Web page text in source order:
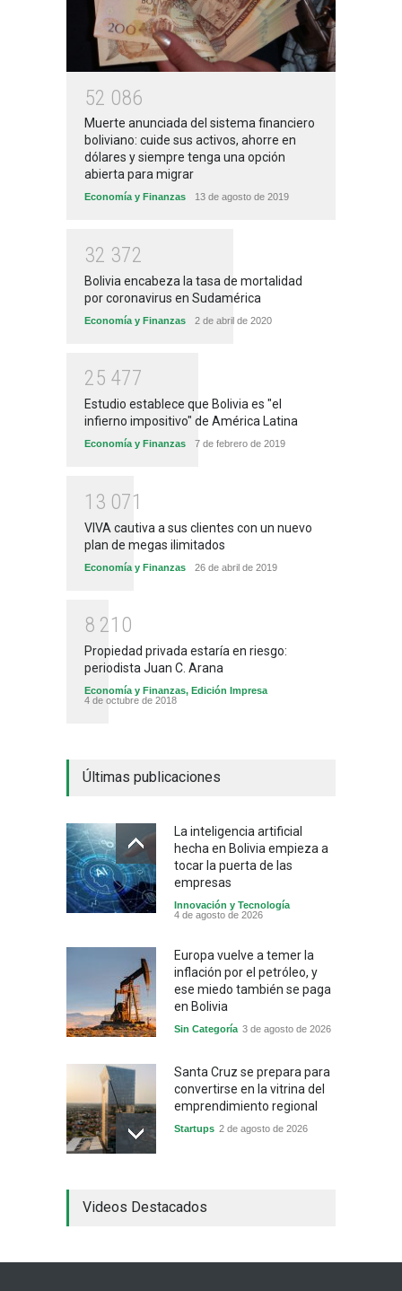
52 086
Muerte anunciada del sistema financiero
boliviano: cuide sus activos, ahorre en
dólares y siempre tenga una opción
abierta para migrar
Economía y Finanzas 13 de agosto de 2019
32 372
Bolivia encabeza la tasa de mortalidad
por coronavirus en Sudamérica
Economía y Finanzas 2 de abril de 2020
25 477
Estudio establece que Bolivia es "el
infierno impositivo" de América Latina
Economía y Finanzas 7 de febrero de 2019
1 3 071
VIVA cautiva a sus clientes con un nuevo
plan de megas ilimitados
Economía y Finanzas 26 de abril de 2019
8 21 0
Propiedad privada estaría en riesgo:
periodista Juan C. Arana
Economía y Finanzas, Edición Impresa
4 de octubre de 2018
Últimas publicaciones
La inteligencia artificial
hecha en Bolivia empieza a
tocar la puerta de las
empresas
Innovación y Tecnología
4 de agosto de 2026
Europa vuelve a temer la
inflación por el petróleo, y
ese miedo también se paga
en Bolivia
Sin Categoría 3 de agosto de 2026
Santa Cruz se prepara para
convertirse en la vitrina del
emprendimiento regional
Startups 2 de agosto de 2026
industrial y el golpe puede
Sin Categoría 1 de agosto de 2026
Videos Destacados